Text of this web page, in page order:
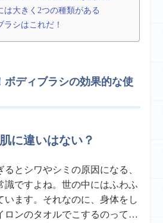
は大きく2つの種類がある
シはこれだ！
ボディブラシの効果的な使
に違いはない？
とシワやシミの原因になる、
識ですよね。世の中にはふわふ
います。それなのに、身体をし
ロンのタオルでこするのって…